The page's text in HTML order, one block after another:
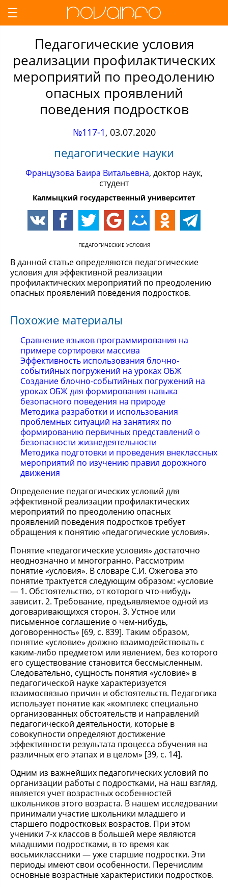
Педагогические условия
реализации профилактических
мероприятий по преодолению
опасных проявлений
поведения подростков
№117-1, 03.07.2020
педагогические науки
Французова Баира Витальевна, доктор наук,
студент
Калмыцкий государственный университет
ПЕДАГОГИЧЕСКИЕ УСЛОВИЯ
В данной статье определяются педагогические
условия для эффективной реализации
профилактических мероприятий по преодолению
опасных проявлений поведения подростков.
Похожие материалы
Сравнение языков программирования на
примере сортировки массива
Эффективность использования блочно-
событийных погружений на уроках ОБЖ
Создание блочно-событийных погружений на
уроках ОБЖ для формирования навыка
безопасного поведения на природе
Методика разработки и использования
проблемных ситуаций на занятиях по
формированию первичных представлений о
безопасности жизнедеятельности
Методика подготовки и проведения внеклассных
мероприятий по изучению правил дорожного
движения
Определение педагогических условий для
эффективной реализации профилактических
мероприятий по преодолению опасных
проявлений поведения подростков требует
обращения к понятию «педагогические условия».
Понятие «педагогические условия» достаточно
неоднозначно и многогранно. Рассмотрим
понятие «условия». В словаре С.И. Ожегова это
понятие трактуется следующим образом: «условие
— 1. Обстоятельство, от которого что-нибудь
зависит. 2. Требование, предъявляемое одной из
договаривающихся сторон. 3. Устное или
письменное соглашение о чем-нибудь,
договоренность» [69, с. 839]. Таким образом,
понятие «условие» должно взаимодействовать с
каким-либо предметом или явлением, без которого
его существование становится бессмысленным.
Следовательно, сущность понятия «условие» в
педагогической науке характеризуется
взаимосвязью причин и обстоятельств. Педагогика
использует понятие как «комплекс специально
организованных обстоятельств и направлений
педагогической деятельности, которые в
совокупности определяют достижение
эффективности результата процесса обучения на
различных его этапах и в целом» [39, с. 14].
Одним из важнейших педагогических условий по
организации работы с подростками, на наш взгляд,
является учет возрастных особенностей
школьников этого возраста. В нашем исследовании
принимали участие школьники младшего и
старшего подростковых возрастов. При этом
ученики 7-х классов в большей мере являются
младшими подростками, в то время как
восьмиклассники — уже старшие подростки. Эти
периоды имеют свои особенности. Перечислим
основные возрастные характеристики подростков.